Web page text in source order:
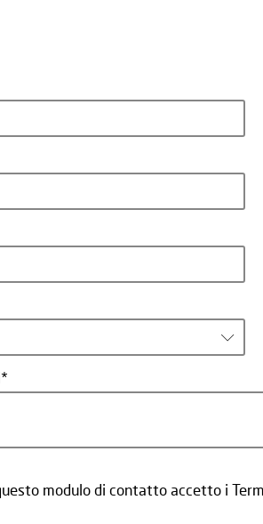
modulo di contatto accetto i